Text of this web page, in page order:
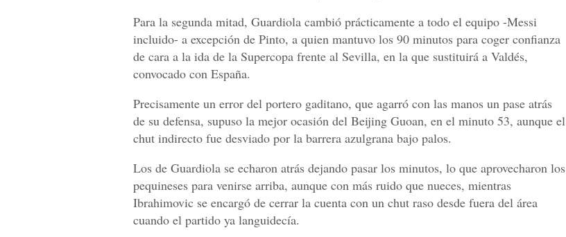
Para la segunda mitad, Guardiola cambió prácticamente a todo el equipo -Messi
incluido- a excepción de Pinto, a quien mantuvo los 90 minutos para coger confianza
de cara a la ida de la Supercopa frente al Sevilla, en la que sustituirá a Valdés,
convocado con España.
Precisamente un error del portero gaditano, que agarró con las manos un pase atrás
de su defensa, supuso la mejor ocasión del Beijing Guoan, en el minuto 53, aunque el
chut indirecto fue desviado por la barrera azulgrana bajo palos.
Los de Guardiola se echaron atrás dejando pasar los minutos, lo que aprovecharon los
pequineses para venirse arriba, aunque con más ruido que nueces, mientras
Ibrahimovic se encargó de cerrar la cuenta con un chut raso desde fuera del área
cuando el partido ya languidecía.